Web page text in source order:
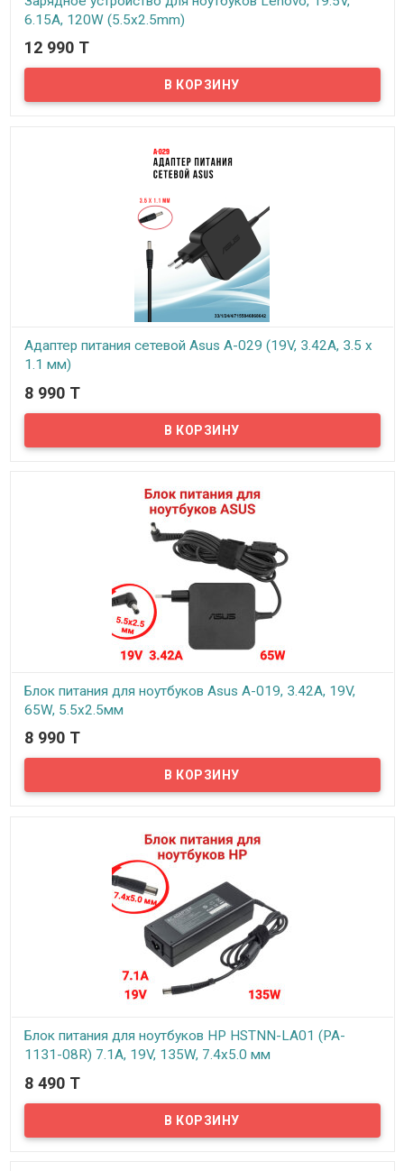
6.15A, 120W (5.5х2.5mm)
В наличии
Надёжный сетевой блок питания на 220 вольт для вашего
ноутбука Lenovo. Блок питания выдает напряжение 19.5В, силу
тока 6.15А и оснащен штекером с диаметром 5.5х2.5mm
12 990 T
Адаптер питания сетевой Asus A-029 (19V, 3.42A, 3.5 x
1.1 мм)
В наличии
Надёжный сетевой блок питания на 220 вольт для вашего
ноутбука Asus. Блок питания рассчитан на напряжение: 19В и
силу тока 3.42А
8 990 T
Блок питания для ноутбуков Asus A-019, 3.42A, 19V,
65W, 5.5x2.5мм
В наличии
Надёжный сетевой блок питания на 220 вольт для вашего
ноутбука Asus. Блок питания рассчитан на напряжение: 19В и
силу тока 3.42А
8 990 T
Блок питания для ноутбуков HP HSTNN-LA01 (PA-
1131-08R) 7.1A, 19V, 135W, 7.4x5.0 мм
В наличии
Надёжный сетевой блок питания на 220 вольт для вашего
ноутбука HP. Блок питания выдает напряжение: 19В и силу тока
7.1А
8 490 T